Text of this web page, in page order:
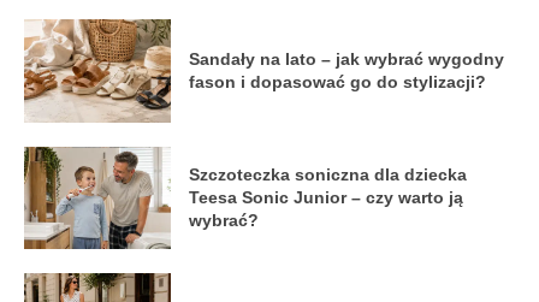
Sandały na lato – jak wybrać wygodny
fason i dopasować go do stylizacji?
Szczoteczka soniczna dla dziecka
Teesa Sonic Junior – czy warto ją
wybrać?